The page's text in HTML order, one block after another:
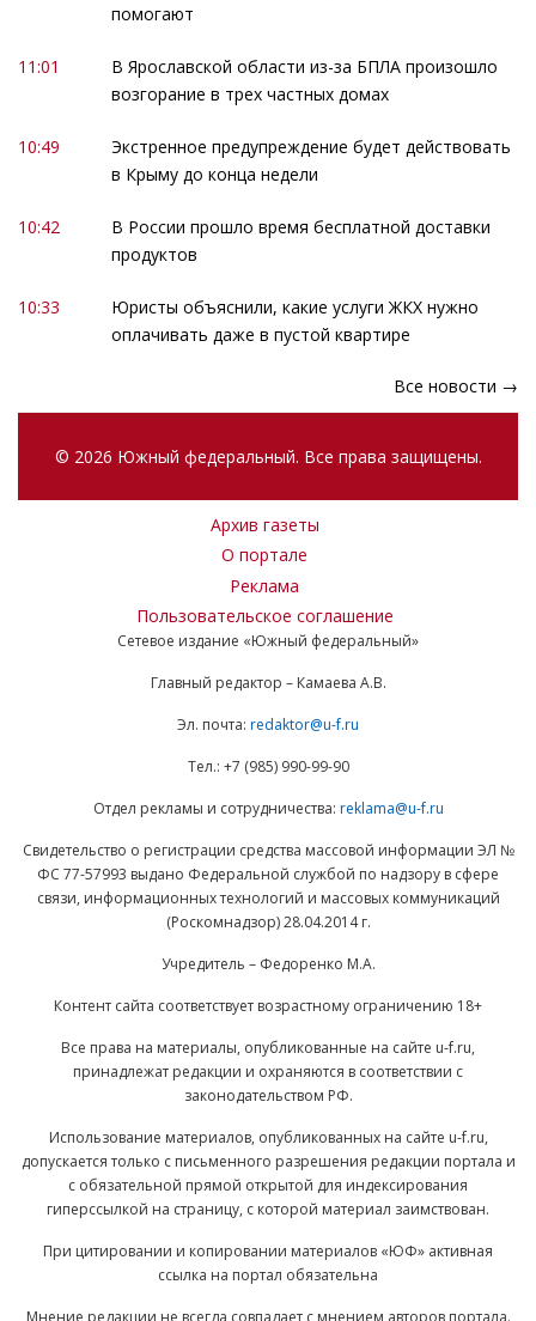
помогают
11:01
В Ярославской области из-за БПЛА произошло
возгорание в трех частных домах
10:49
Экстренное предупреждение будет действовать
в Крыму до конца недели
10:42
В России прошло время бесплатной доставки
продуктов
10:33
Юристы объяснили, какие услуги ЖКХ нужно
оплачивать даже в пустой квартире
Все новости →
© 2026 Южный федеральный. Все права защищены.
Архив газеты
О портале
Реклама
Пользовательское соглашение
Сетевое издание «Южный федеральный»
Главный редактор – Камаева А.В.
Эл. почта: redaktor@u-f.ru
Тел.: +7 (985) 990-99-90
Отдел рекламы и сотрудничества: reklama@u-f.ru
Свидетельство о регистрации средства массовой информации ЭЛ №
ФС 77-57993 выдано Федеральной службой по надзору в сфере
связи, информационных технологий и массовых коммуникаций
(Роскомнадзор) 28.04.2014 г.
Учредитель – Федоренко М.А.
Контент сайта соответствует возрастному ограничению 18+
Все права на материалы, опубликованные на сайте u-f.ru,
принадлежат редакции и охраняются в соответствии с
законодательством РФ.
Использование материалов, опубликованных на сайте u-f.ru,
допускается только с письменного разрешения редакции портала и
с обязательной прямой открытой для индексирования
гиперссылкой на страницу, с которой материал заимствован.
При цитировании и копировании материалов «ЮФ» активная
ссылка на портал обязательна
Мнение редакции не всегда совпадает с мнением авторов портала.